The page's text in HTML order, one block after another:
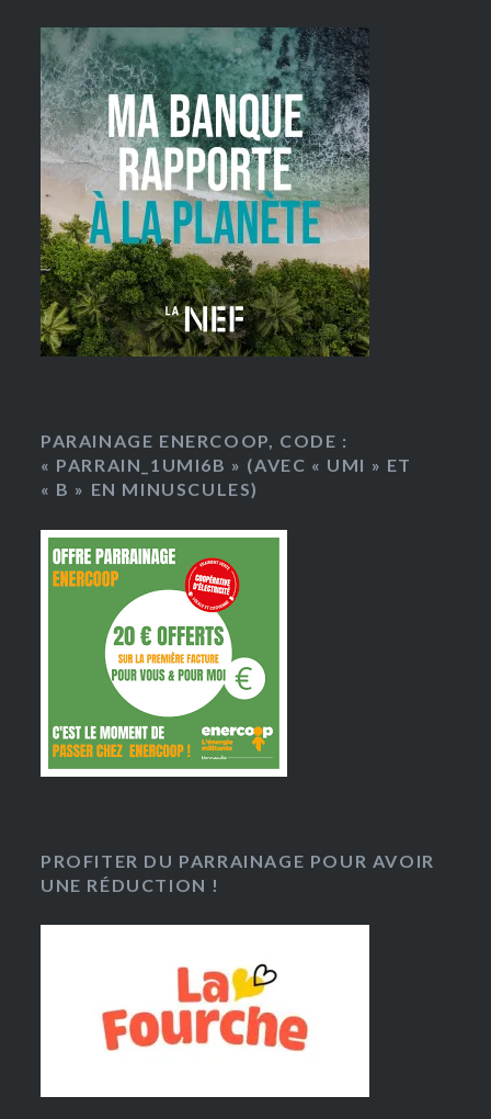
PARAINAGE ENERCOOP, CODE :
« PARRAIN_1UMI6B » (AVEC « UMI » ET
« B » EN MINUSCULES)
PROFITER DU PARRAINAGE POUR AVOIR
UNE RÉDUCTION !